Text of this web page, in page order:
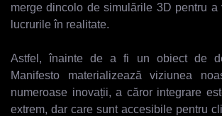
merge dincolo de simulările 3D pentru a
lucrurile în realitate.
Astfel, înainte de a fi un obiect de
Manifesto materializează viziunea
numeroase inovații, a căror integrare
extrem, dar care sunt accesibile pentru